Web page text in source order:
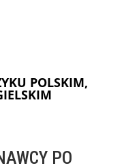
POLSKIM,
PO